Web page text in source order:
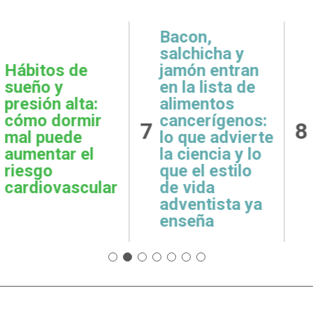
entran
de
advierte
y lo
estilo
8
Metas
realistas:
cómo definir
objetivos
posibles y
cuidar la salud
emocional
9
qué
la